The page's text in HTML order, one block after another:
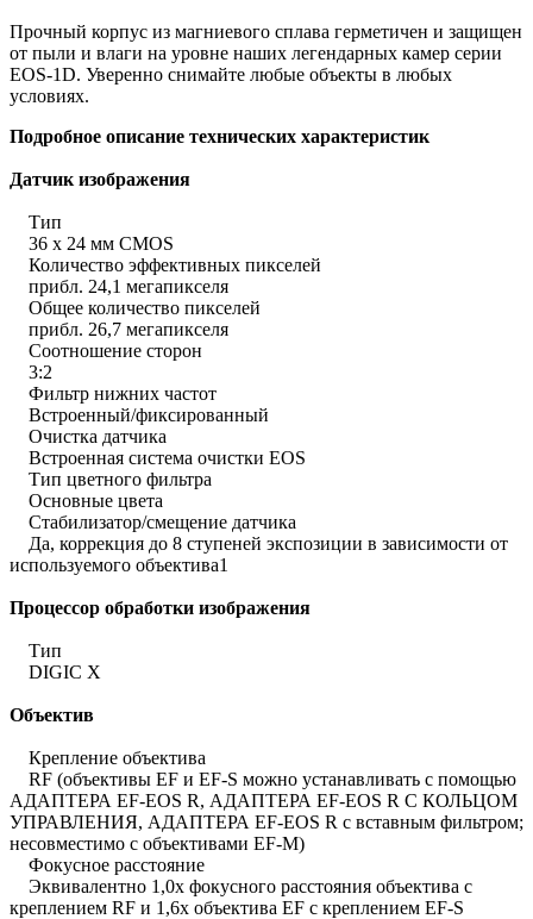
Прочный корпус из магниевого сплава герметичен и защищен
от пыли и влаги на уровне наших легендарных камер серии
EOS-1D. Уверенно снимайте любые объекты в любых
условиях.
Подробное описание технических характеристик
Датчик изображения
Тип
36 x 24 мм CMOS
Количество эффективных пикселей
прибл. 24,1 мегапикселя
Общее количество пикселей
прибл. 26,7 мегапикселя
Соотношение сторон
3:2
Фильтр нижних частот
Встроенный/фиксированный
Очистка датчика
Встроенная система очистки EOS
Тип цветного фильтра
Основные цвета
Стабилизатор/смещение датчика
Да, коррекция до 8 ступеней экспозиции в зависимости от
используемого объектива1
Процессор обработки изображения
Тип
DIGIC X
Объектив
Крепление объектива
RF (объективы EF и EF-S можно устанавливать с помощью
АДАПТЕРА EF-EOS R, АДАПТЕРА EF-EOS R С КОЛЬЦОМ
УПРАВЛЕНИЯ, АДАПТЕРА EF-EOS R с вставным фильтром;
несовместимо с объективами EF-M)
Фокусное расстояние
Эквивалентно 1,0x фокусного расстояния объектива с
креплением RF и 1,6x объектива EF с креплением EF-S